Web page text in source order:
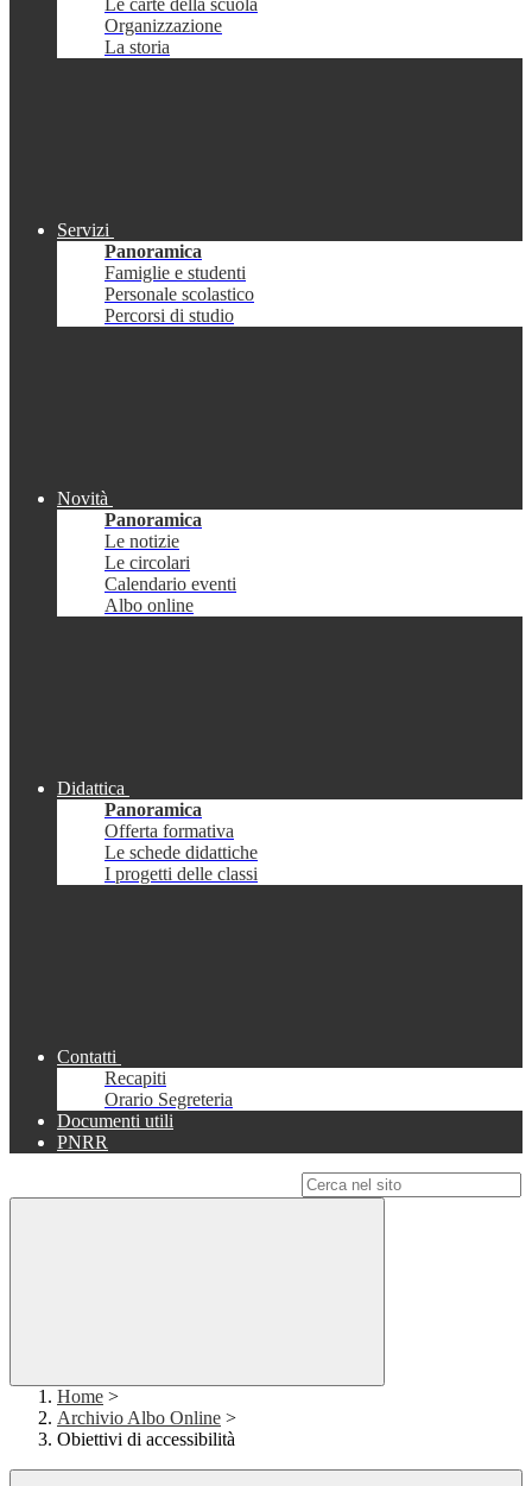
Le carte della scuola
Organizzazione
La storia
Servizi
Panoramica
Famiglie e studenti
Personale scolastico
Percorsi di studio
Novità
Panoramica
Le notizie
Le circolari
Calendario eventi
Albo online
Didattica
Panoramica
Offerta formativa
Le schede didattiche
I progetti delle classi
Contatti
Recapiti
Orario Segreteria
Documenti utili
PNRR
Home >
Archivio Albo Online >
Obiettivi di accessibilità